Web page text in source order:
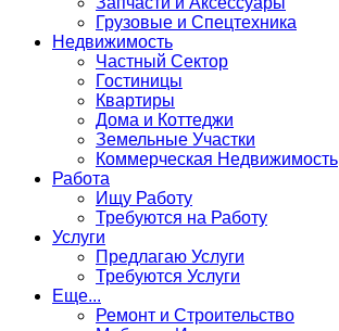
Грузовые и Спецтехника
Недвижимость
Частный Сектор
Гостиницы
Квартиры
Дома и Коттеджи
Земельные Участки
Коммерческая Недвижимость
Работа
Ищу Работу
Требуются на Работу
Услуги
Предлагаю Услуги
Требуются Услуги
Еще...
Ремонт и Строительство